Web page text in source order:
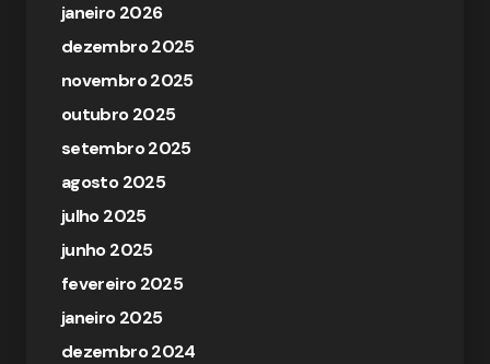
janeiro 2026
dezembro 2025
novembro 2025
outubro 2025
setembro 2025
agosto 2025
julho 2025
junho 2025
fevereiro 2025
janeiro 2025
dezembro 2024